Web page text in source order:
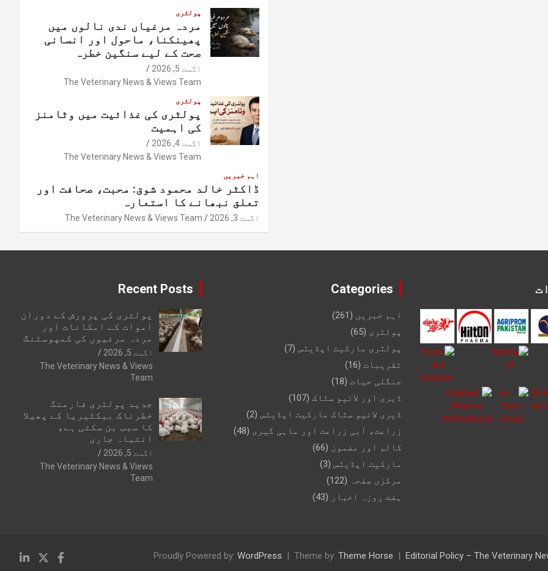
پولٹری
مردہ مرغیاں ندی نالوں میں
پھینکنا، ماحول اور انسانی
صحت کے لیے سنگین خطرہ
اگست 5, 2026
The Veterinary News & Views Team
پولٹری
پولٹری کی غذائیت میں وٹامنز
کی اہمیت
اگست 4, 2026
The Veterinary News & Views Team
اہم خبریں
ڈاکٹر خالد محمود شوق: محبت، صحافت اور
تعلق نبھانے کا استعارہ
اگست 3, 2026 The Veterinary News & Views Team
Categories
اہم خبریں (261)
پولٹری (65)
پولٹری مارکیٹ اپڈیٹس (7)
تقریبات (16)
جنگلی حیات (18)
ڈیری اور لائیو سٹاک (107)
ڈیری لائیو سٹاک مارکیٹ اپڈیٹس (2)
زراعت، آبی زراعت اور ماہی گیری (48)
کالم اور مضمون (66)
مارکیٹ اپڈیٹس (3)
مرکزی صفحہ (122)
ہفت روزہ اخبار (43)
Recent Posts
پولٹری کی پرورش کے دوران
اموات کے امکانات اور
مردہ مرغیوں کی کمپوسٹنگ
اگست 5, 2026
The Veterinary News & Views
Team
جدید پولٹری فارمنگ
خطرناک بیکٹیریا کے پھیلا
کا سبب بن سکتی ہے،
انتباہ جاری
اگست 5, 2026
The Veterinary News & Views
Team
Editorial Policy – The Veterinary
Theme by: Theme Horse
Proudly Powered by: WordPress